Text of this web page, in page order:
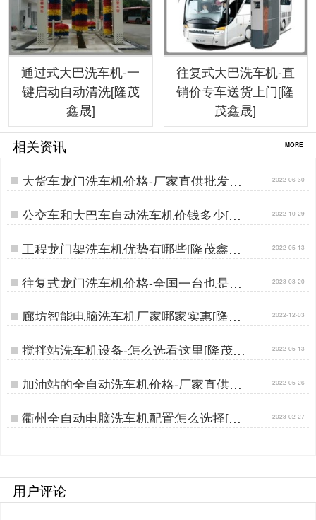
通过式大巴洗车机-一
键启动自动清洗[隆茂
鑫晟]
往复式大巴洗车机-直
销价专车送货上门[隆
茂鑫晟]
相关资讯 MORE
大货车龙门洗车机价格-厂家直供批发价
[隆茂鑫晟]…
2022-06-30
公交车和大巴车自动洗车机价钱多少[隆
茂鑫晟]…
2022-10-29
工程龙门架洗车机优势有哪些[隆茂鑫晟]
…
2022-05-13
往复式龙门洗车机价格-全国一台也是批
发价[隆茂鑫晟]…
2023-03-20
廊坊智能电脑洗车机厂家哪家实惠[隆茂
鑫晟]…
2022-12-03
搅拌站洗车机设备-怎么选看这里[隆茂鑫
晟]…
2022-05-13
加油站的全自动洗车机价格-厂家直供更
实惠[隆茂鑫晟] …
2022-05-26
衢州全自动电脑洗车机配置怎么选择[隆
茂鑫晟]…
2023-02-27
用户评论